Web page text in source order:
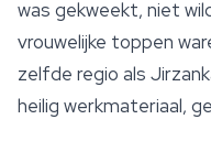
was gekweekt, niet
vrouwelijke toppen
zelfde regio als
heilig werkmateriaal,